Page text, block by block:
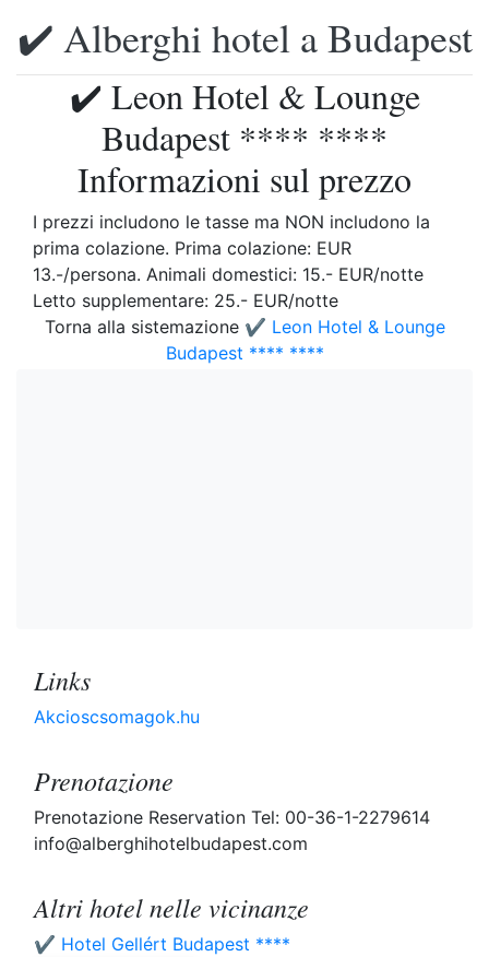
✔️ Alberghi hotel a Budapest
✔️ Leon Hotel & Lounge
Budapest **** ****
Informazioni sul prezzo
I prezzi includono le tasse ma NON includono la
prima colazione. Prima colazione: EUR
13.-/persona. Animali domestici: 15.- EUR/notte
Letto supplementare: 25.- EUR/notte
Torna alla sistemazione ✔️ Leon Hotel & Lounge
Budapest **** ****
Links
Akcioscsomagok.hu
Prenotazione
Prenotazione Reservation Tel: 00-36-1-2279614
info@alberghihotelbudapest.com
Altri hotel nelle vicinanze
✔️ Hotel Gellért Budapest ****